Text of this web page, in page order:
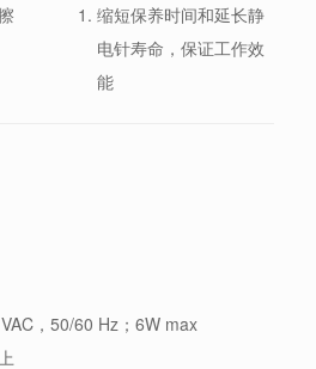
缩短保养时间和延长静
电针寿命，保证工作效
能
，50/60 Hz；6W max